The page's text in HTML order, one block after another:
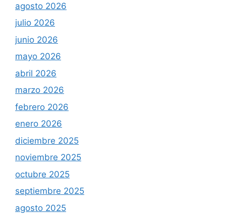
agosto 2026
julio 2026
junio 2026
mayo 2026
abril 2026
marzo 2026
febrero 2026
enero 2026
diciembre 2025
noviembre 2025
octubre 2025
septiembre 2025
agosto 2025